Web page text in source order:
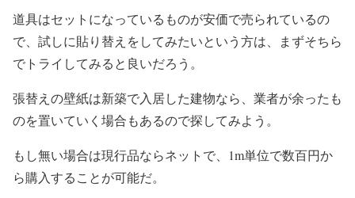
道具はセットになっているものが安価で売られているの
で、試しに貼り替えをしてみたいという方は、まずそちら
でトライしてみると良いだろう。
張替えの壁紙は新築で入居した建物なら、業者が余ったも
のを置いていく場合もあるので探してみよう。
もし無い場合は現行品ならネットで、1m単位で数百円か
ら購入することが可能だ。